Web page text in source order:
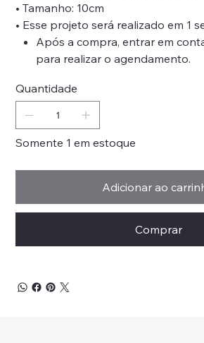
• Tamanho: 10cm
• Esse projeto será realizado em 1
Após a compra, entrar em
para realizar o agendamento.
Quantidade
Somente 1 em estoque
Adicionar ao
Comprar